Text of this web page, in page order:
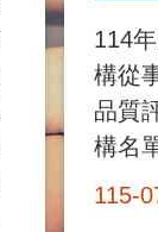
115-
114
構從
品質
構名